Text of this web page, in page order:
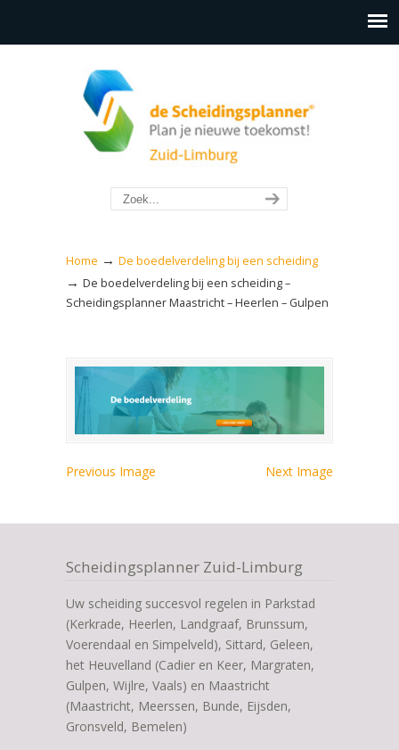
Home → De boedelverdeling bij een scheiding
→ De boedelverdeling bij een scheiding –
Scheidingsplanner Maastricht – Heerlen – Gulpen
Previous Image Next Image
Scheidingsplanner Zuid-Limburg
Uw scheiding succesvol regelen in Parkstad
(Kerkrade, Heerlen, Landgraaf, Brunssum,
Voerendaal en Simpelveld), Sittard, Geleen,
het Heuvelland (Cadier en Keer, Margraten,
Gulpen, Wijlre, Vaals) en Maastricht
(Maastricht, Meerssen, Bunde, Eijsden,
Gronsveld, Bemelen)